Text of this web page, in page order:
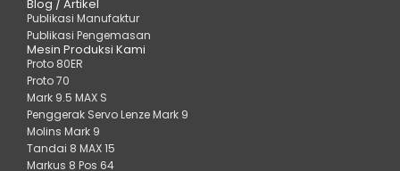
Blog / Artikel
Publikasi Manufaktur
Publikasi Pengemasan
Mesin Produksi Kami
Proto 80ER
Proto 70
Mark 9.5 MAX S
Penggerak Servo Lenze Mark 9
Molins Mark 9
Tandai 8 MAX 15
Markus 8 Pos 64